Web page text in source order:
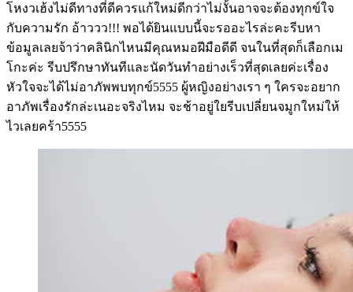
โหงวเฮ้งไม่ดีทางที่ดีควรแก้ใหม่ดีกว่าไม่งั้นอาจจะต้องทุกข์ใจ
กับความรัก อ้าววว!!! พอได้ยินแบบนี้จะรออะไรล่ะคะรีบหา
ข้อมูลเลยจ้าว่าคลินิกไหนมีคุณหมอฝีมือดีดี จนในที่สุดก็เลือกเม
โกะค่ะ รีบปรึกษาทันทีและนัดวันทำอย่างเร็วที่สุดเลยค่ะเรื่อง
หัวใจจะได้ไม่อาภัพพบทุกข์5555 ผู้หญิงอย่างเรา ๆ ใครจะอยาก
อาภัพเรื่องรักล่ะเนอะจริงไหม จะช้าอยู่ใยรีบเปลี่ยนจมูกใหม่ให้
ไวเลยคร้า5555